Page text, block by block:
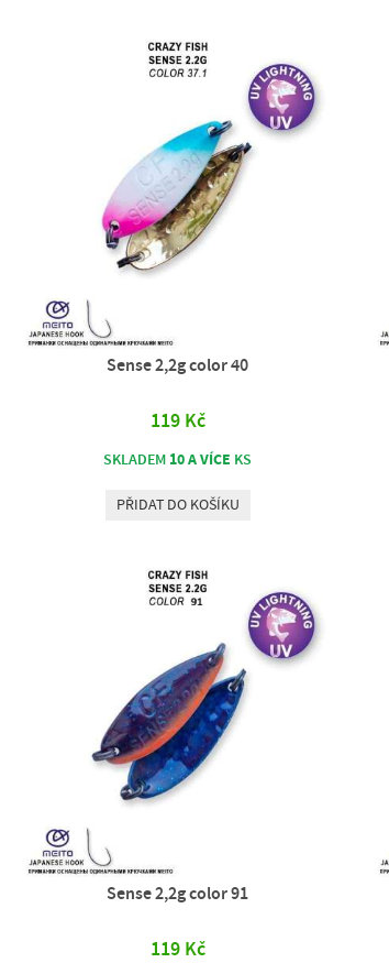
Sense 2,2g color 40
119 Kč
SKLADEM 10 A VÍCE KS
PŘIDAT DO KOŠÍKU
Sense 2,2g color 91
119 Kč